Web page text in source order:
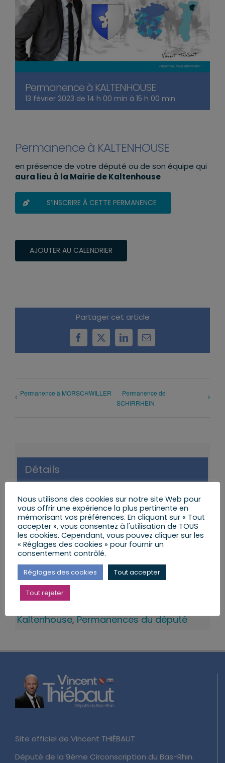
Permanence à KALTENHOUSE
13 février 2023 de 14 h 00 min à 15 h 00 min
Permanence à KALTENHOUSE
en présence de votre député ou de son équipe qui
aura lieu à la Mairie de Kaltenhouse
S’INSCRIRE À CETTE PERMANENCE
AJOUTER AU CALENDRIER
Partager cet article
Facebook
X LinkedInEmail
Permanence à MORSCHWILLER
Permanence de
SCHIRRHEIN
Détails
Date :
13 février 2023
Heure :
14 h 00 min à 15 h 00 min
Catégories d’Évènement:
Permanence KALTENHOUSE,Permanences
9eme Circonscription
Évènement Tags:
Kaltenhouse,Permanences du député
Site officiel de Vincent THIÉBAUT
Député de la 9ème Circonscription du Bas-Rhin.
Nous utilisons des cookies sur notre site Web pour
vous offrir une expérience la plus pertinente en
mémorisant vos préférences. En cliquant sur « Tout
accepter », vous consentez à l'utilisation de TOUS
les cookies. Cependant, vous pouvez cliquer sur les
« Réglages des cookies » pour fournir un
consentement contrôlé.
Réglages des cookies Tout accepter
Tout rejeter